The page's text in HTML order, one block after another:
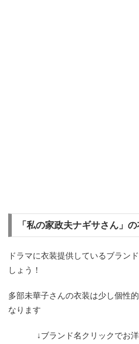
「私の家政夫ナギサさん」
ドラマに衣装提供しているブラン
しょう！
多部未華子さんの衣装は少し個性
なります
↓ブランド名クリックでお